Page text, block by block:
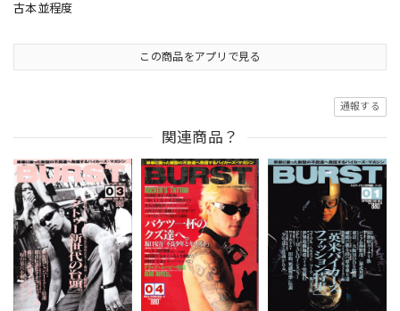
古本並程度
この商品をアプリで見る
通報する
関連商品？